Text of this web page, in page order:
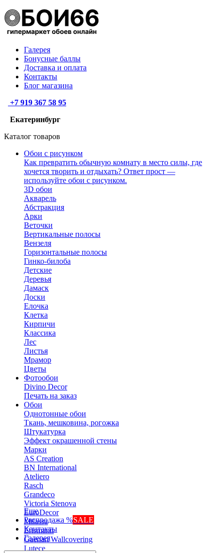
Галерея
Бонусные баллы
Доставка и оплата
Контакты
Блог магазина
+7 919 367 58 95
Екатеринбург
Каталог товаров
Обои с рисунком
Как превратить обычную комнату в место силы, где
хочется творить и отдыхать? Ответ прост —
используйте обои с рисунком.
3D обои
Акварель
Абстракция
Арки
Веточки
Вертикальные полосы
Вензеля
Горизонтальные полосы
Гинко-билоба
Детские
Деревья
Дамаск
Доски
Елочка
Клетка
Кирпичи
Классика
Лес
Листья
Мрамор
Цветы
Фотообои
Divino Decor
Печать на заказ
Обои
Однотонные обои
Ткань, мешковина, рогожка
Штукатурка
Эффект окрашенной стены
Марки
AS Creation
BN International
Ateliero
Rasch
Grandeco
Victoria Stenova
EuroDecor
Milassa
Erismann
Gaenari Wallcovering
Lutece
Еще
Распродажа %SALE
Контакты
Галерея